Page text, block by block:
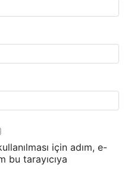
için adım, e-
bu tarayıcıya